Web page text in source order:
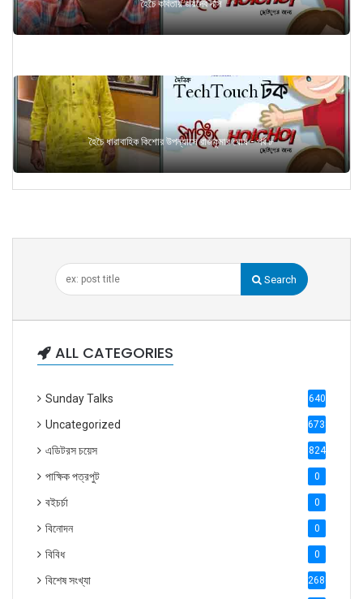
হৈচৈ কবিতায় জয়দেব দাস
হৈচৈ ধারাবাহিক কিশোর উপন্যাসে রাজকুমার ঘোষ - পর্ব ৮
Search
ALL CATEGORIES
Sunday Talks 640
Uncategorized 6738
এডিটরস চয়েস 824
পাক্ষিক পত্রপুট 0
বইচর্চা 0
বিনোদন 0
বিবিধ 0
বিশেষ সংখ্যা 2686